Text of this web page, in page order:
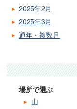
2025年2月
2025年3月
通年・複数月
場所で選ぶ
山